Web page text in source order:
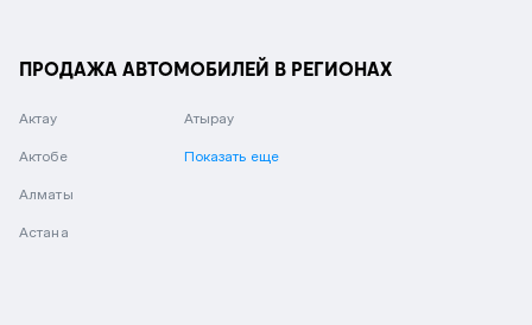
ПРОДАЖА АВТОМОБИЛЕЙ В РЕГИОНАХ
Актау
Актобе
Алматы
Астана
Атырау
Показать еще